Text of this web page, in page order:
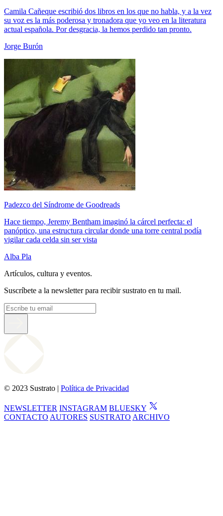
Camila Cañeque escribió dos libros en los que no habla, y a la vez
su voz es la más poderosa y tronadora que yo veo en la literatura
actual española. Por desgracia, la hemos perdido tan pronto.
Jorge Burón
Padezco del Síndrome de Goodreads
Hace tiempo, Jeremy Bentham imaginó la cárcel perfecta: el
panóptico, una estructura circular donde una torre central podía
vigilar cada celda sin ser vista
Alba Pla
Artículos, cultura y eventos.
Suscríbete a la newsletter para recibir sustrato en tu mail.
© 2023 Sustrato | Política de Privacidad
NEWSLETTER INSTAGRAM BLUESKY
CONTACTO AUTORES SUSTRATO ARCHIVO